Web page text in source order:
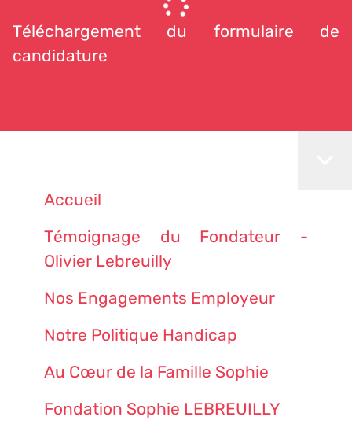
Téléchargement du formulaire de
candidature
Accueil
Témoignage du Fondateur -
Olivier Lebreuilly
Nos Engagements Employeur
Notre Politique Handicap
Au Cœur de la Famille Sophie
Fondation Sophie LEBREUILLY